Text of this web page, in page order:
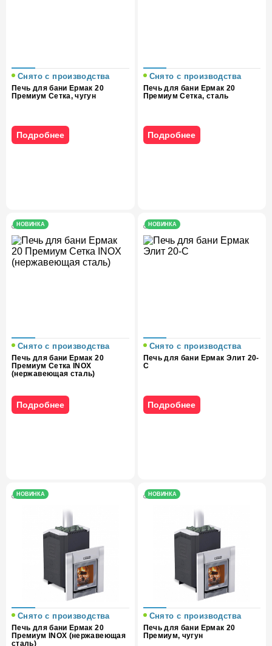
Снято с производства
Печь для бани Ермак 20
Премиум Сетка, чугун
Подробнее
Снято с производства
Печь для бани Ермак 20
Премиум Сетка, сталь
Подробнее
НОВИНКА
Снято с производства
Печь для бани Ермак 20
Премиум Сетка INOX
(нержавеющая сталь)
Подробнее
НОВИНКА
Снято с производства
Печь для бани Ермак Элит 20-
С
Подробнее
НОВИНКА
Снято с производства
Печь для бани Ермак 20
Премиум INOX (нержавеющая
сталь)
НОВИНКА
Снято с производства
Печь для бани Ермак 20
Премиум, чугун